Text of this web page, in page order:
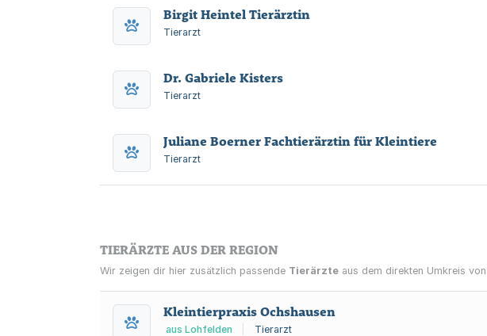
Birgit Heintel Tierärztin
Tierarzt
Dr. Gabriele Kisters
Tierarzt
Juliane Boerner Fachtierärztin für Kleintiere
Tierarzt
TIERÄRZTE AUS DER REGION
Wir zeigen dir hier zusätzlich passende Tierärzte aus dem direkten Umkreis
Kleintierpraxis Ochshausen
aus Lohfelden
Tierarzt